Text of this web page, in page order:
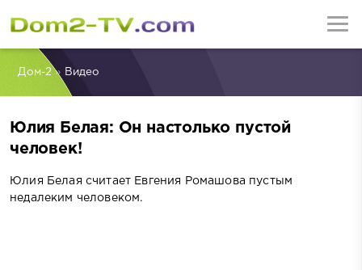
Дом-2» Видео
Юлия Белая: Он настолько пустой
человек!
Юлия Белая считает Евгения Ромашова пустым
недалеким человеком.